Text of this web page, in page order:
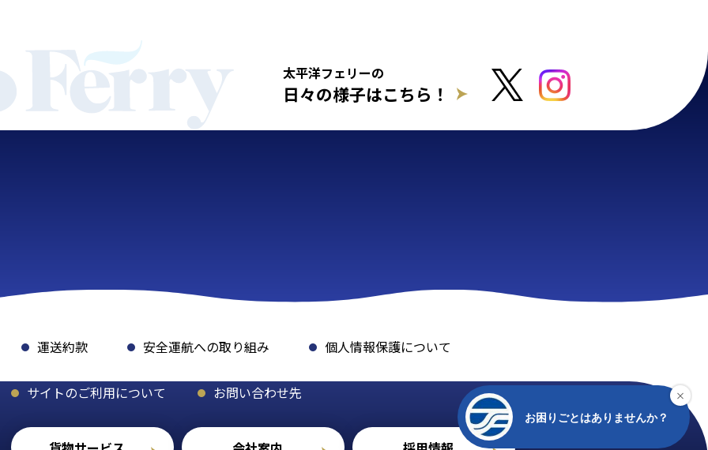
太平洋フェリーの
日々の様子はこちら！
運送約款 安全運航への取り組み 個人情報保護について
サイトのご利用について お問い合わせ先